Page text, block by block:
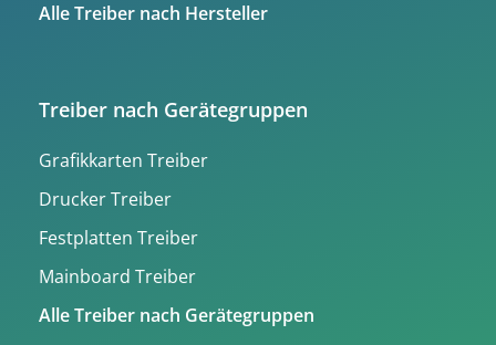
Alle Treiber nach Hersteller
Treiber nach Gerätegruppen
Grafikkarten Treiber
Drucker Treiber
Festplatten Treiber
Mainboard Treiber
Alle Treiber nach Gerätegruppen